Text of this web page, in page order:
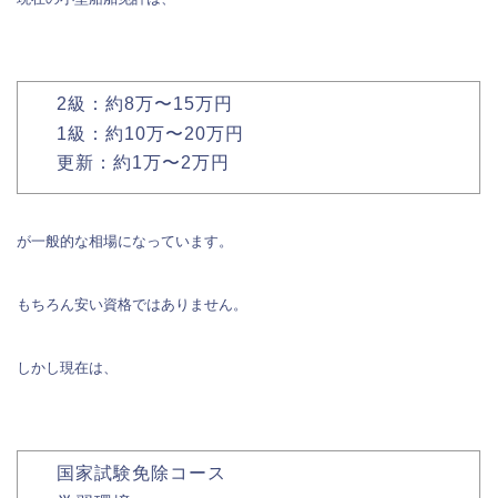
2級：約8万〜15万円
1級：約10万〜20万円
更新：約1万〜2万円
が一般的な相場になっています。
もちろん安い資格ではありません。
しかし現在は、
国家試験免除コース